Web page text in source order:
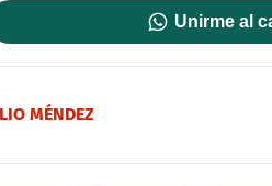
Unirme al
MÉNDEZ